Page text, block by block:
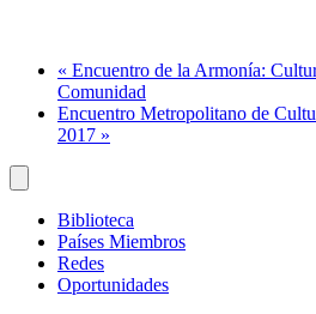
« Encuentro de la Armonía:
Comunidad
Encuentro Metropolitano de
2017 »
Biblioteca
Países Miembros
Redes
Oportunidades